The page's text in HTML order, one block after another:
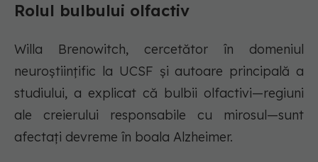
Rolul bulbului olfactiv
Willa Brenowitch, cercetător în domeniul
neuroștiințific la UCSF și autoare principală a
studiului, a explicat că bulbii olfactivi—regiuni
ale creierului responsabile cu mirosul—sunt
afectați devreme în boala Alzheimer.